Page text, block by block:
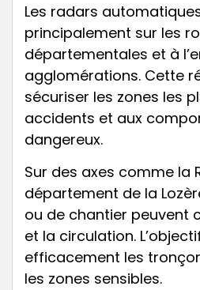
Les radars
principalement sur les
départementales et à
agglomérations. Cette
sécuriser les zones les
accidents et aux
dangereux.
Sur des axes comme la
département de la
ou de chantier peuvent
et la circulation.
efficacement les
les zones sensibles.